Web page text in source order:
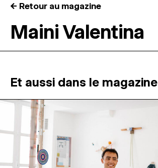
RÉSIDENCES ↓
ATELIERS OUVERTS
PROGRAMMATION
MAGAZINE
← Retour au magazine
Maini Valentina
Et aussi dans le magazine